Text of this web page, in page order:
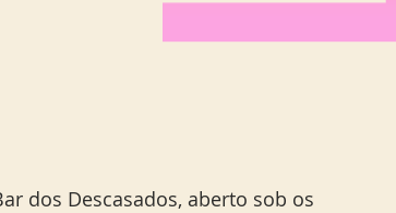
dos Descasados, aberto sob os